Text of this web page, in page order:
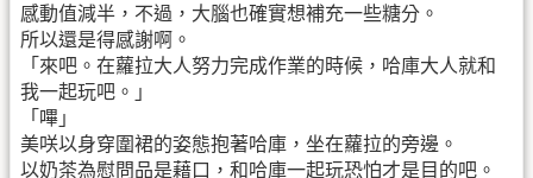
感動值減半，不過，大腦也確實想補充一些糖分。
所以還是得感謝啊。
「來吧。在蘿拉大人努力完成作業的時候，哈庫大人就和
我一起玩吧。」
「嗶」
美咲以身穿圍裙的姿態抱著哈庫，坐在蘿拉的旁邊。
以奶茶為慰問品是藉口，和哈庫一起玩恐怕才是目的吧。